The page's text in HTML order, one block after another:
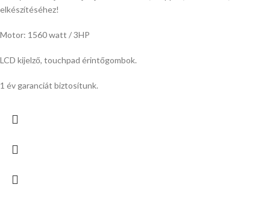
elkészítéséhez!
Motor: 1560 watt / 3HP
LCD kijelző, touchpad érintőgombok.
1 év garanciát biztosítunk.